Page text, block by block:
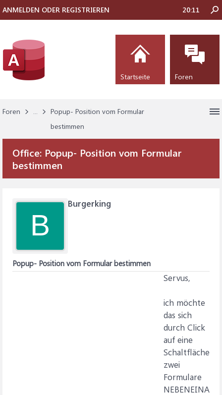
Foren ...
Popup- Position vom Formular
bestimmen
Office: Popup- Position vom Formular
bestimmen
B
Burgerking
Popup- Position vom Formular bestimmen
Servus,
ich möchte
das sich
durch Click
auf eine
Schaltfläche
zwei
Formulare
NEBENEINA
ANMELDEN ODER REGISTRIEREN 20:11
Startseite Foren